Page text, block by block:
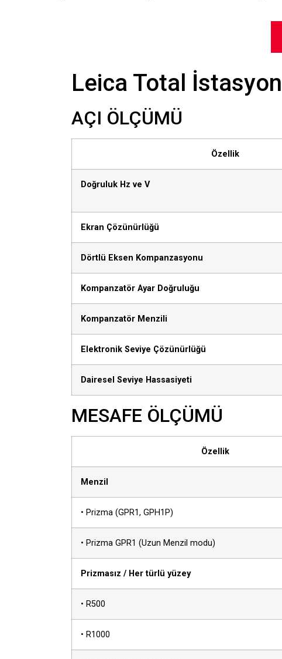
Leica Total
AÇI ÖLÇÜMÜ
Özellik
Doğruluk Hz ve V
Ekran Çözünürlüğü
Dörtlü Eksen Kompanzasyonu
Kompanzatör Ayar Doğruluğu
Kompanzatör Menzili
Elektronik Seviye Çözünürlüğü
Dairesel Seviye Hassasiyeti
MESAFE ÖLÇÜMÜ
Özellik
Menzil
• Prizma (GPR1, GPH1P)
• Prizma GPR1 (Uzun Menzil modu)
Prizmasız / Her türlü yüzey
• R500
• R1000